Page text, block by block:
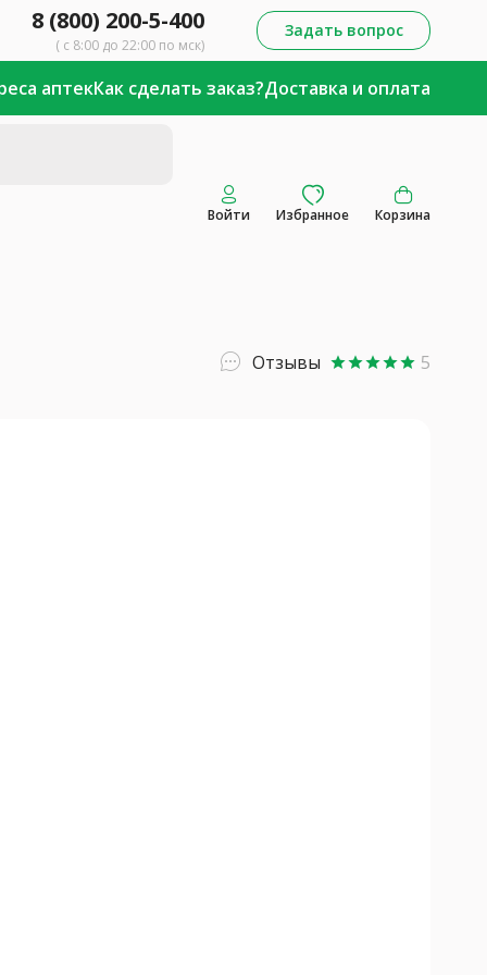
8 (800) 200-5-400
( с 8:00 до 22:00 по мск)
Задать вопрос
аптекКак сделать заказ?Доставка и оплата
Войти Избранное Корзина
Отзывы starstarstarstarstar 5